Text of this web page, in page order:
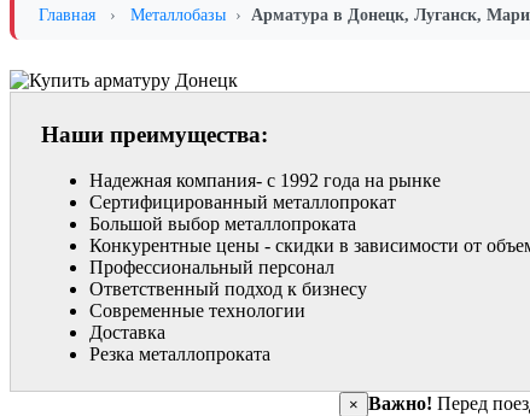
Главная › Металлобазы › Арматура в Донецк, Луганск,
Наши преимущества:
Надежная компания- с 1992 года на рынке
Сертифицированный металлопрокат
Большой выбор металлопроката
Конкурентные цены - скидки в зависимости от
Профессиональный персонал
Ответственный подход к бизнесу
Современные технологии
Доставка
Резка металлопроката
× Важно! Перед